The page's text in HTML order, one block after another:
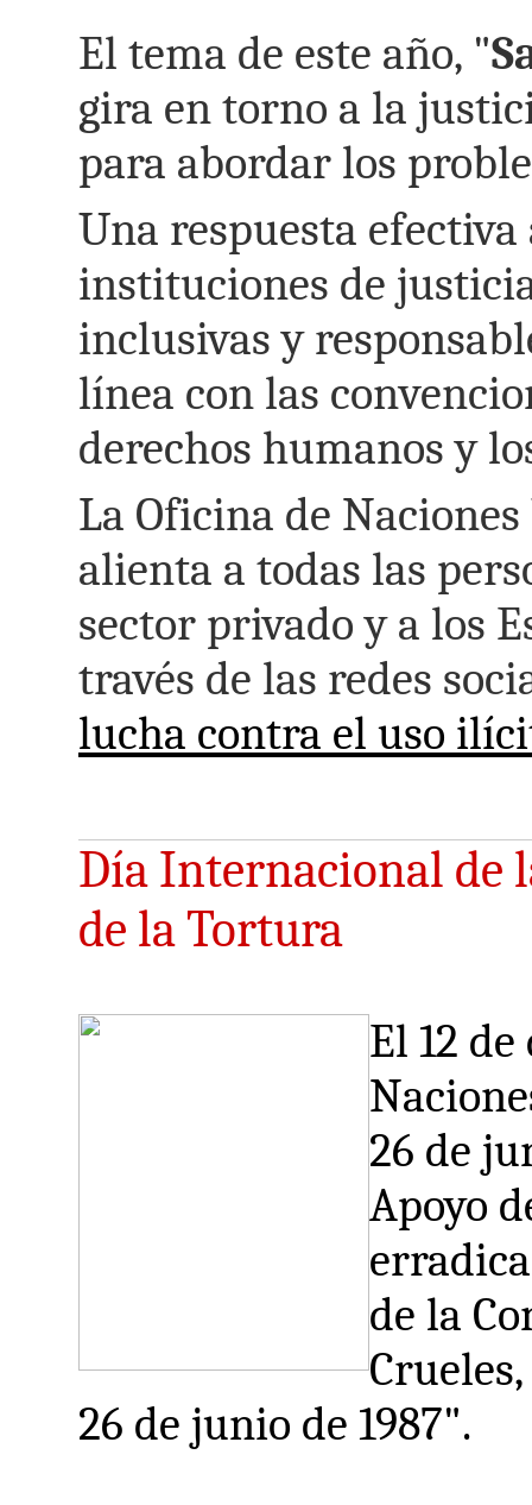
El tema de este año, "
gira en torno a la
para abordar los
Una respuesta
instituciones de
inclusivas y
línea con las
derechos humanos y
La Oficina de
alienta a todas las
sector privado y a los
través de las redes
lucha contra el uso
Día Internacional de
de la Tortura
El 12
26 de
Apoyo
de la
26 de junio de 1987".